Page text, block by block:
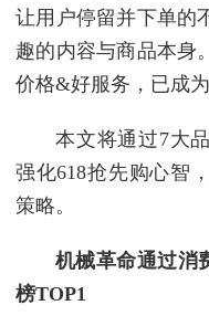
让用户停留并下单的
趣的内容与商品本身
价格&好服务，已成
本文将通过7大
强化618抢先购心智
策略。
机械革命通过消
榜TOP1